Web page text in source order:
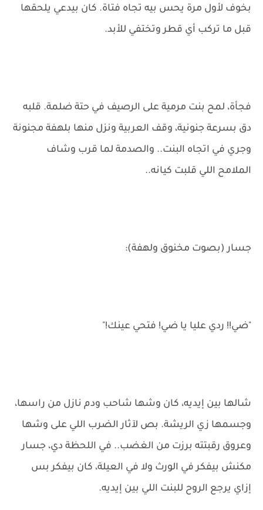
بخوف لأول مرة يحس بيه تجاه فتاة. كان بيدعي يلحقها
قبل ما تركب أي قطر وتختفي للأبد.
فجأة، لمح بنت مرمية على الرصيف في حتة ضلمة. قلبه
دق بسرعة جنونية، وقف العربية ونزل منها بلهفة مجنونة
وجري في اتجاه البنت.. والصدمة لما قرب وشاف
الملامح اللي قلبت كيانه..
جسار (بصوت مخنوق ولهفة):
"ضي!! ردي عليا يا ضي! فتحي عينك!"
شالها بين إيديه، كان وشها شاحب ودم نازل من راسها،
وجسمها زي الريشة. بص لآثار الضرب اللي على وشها
وعروق رقبتته برزت من الغضب.. في اللحظة دي، جسار
مكنش بيفكر في الورث ولا في العيلة، كان بيفكر بس
إزاي يرجع الروح للبنت اللي بين إيديه.